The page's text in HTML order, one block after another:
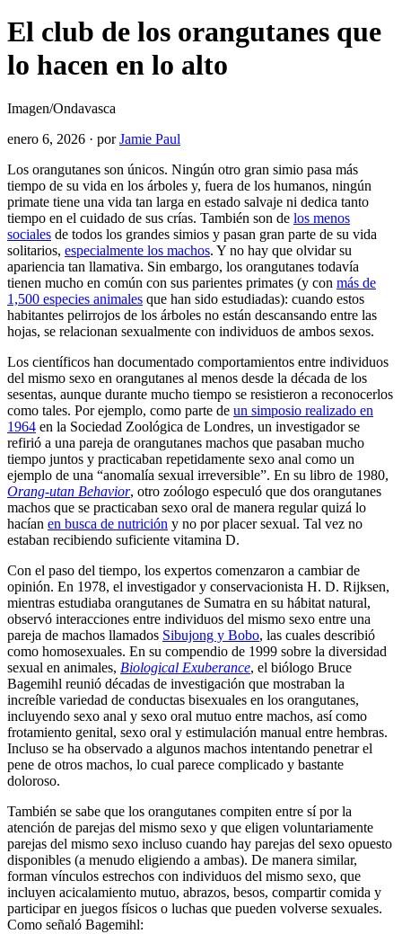
El club de los orangutanes que
lo hacen en lo alto
Imagen/Ondavasca
enero 6, 2026 · porJamie Paul
Los orangutanes son únicos. Ningún otro gran simio pasa más
tiempo de su vida en los árboles y, fuera de los humanos, ningún
primate tiene una vida tan larga en estado salvaje ni dedica tanto
tiempo en el cuidado de sus crías. También son de los menos
sociales de todos los grandes simios y pasan gran parte de su vida
solitarios, especialmente los machos. Y no hay que olvidar su
apariencia tan llamativa. Sin embargo, los orangutanes todavía
tienen mucho en común con sus parientes primates (y con más de
1,500 especies animales que han sido estudiadas): cuando estos
habitantes pelirrojos de los árboles no están descansando entre las
hojas, se relacionan sexualmente con individuos de ambos sexos.
Los científicos han documentado comportamientos entre individuos
del mismo sexo en orangutanes al menos desde la década de los
sesentas, aunque durante mucho tiempo se resistieron a reconocerlos
como tales. Por ejemplo, como parte de un simposio realizado en
1964 en la Sociedad Zoológica de Londres, un investigador se
refirió a una pareja de orangutanes machos que pasaban mucho
tiempo juntos y practicaban repetidamente sexo anal como un
ejemplo de una “anomalía sexual irreversible”. En su libro de 1980,
Orang-utan Behavior, otro zoólogo especuló que dos orangutanes
machos que se practicaban sexo oral de manera regular quizá lo
hacían en busca de nutrición y no por placer sexual. Tal vez no
estaban recibiendo suficiente vitamina D.
Con el paso del tiempo, los expertos comenzaron a cambiar de
opinión. En 1978, el investigador y conservacionista H. D. Rijksen,
mientras estudiaba orangutanes de Sumatra en su hábitat natural,
observó interacciones entre individuos del mismo sexo entre una
pareja de machos llamados Sibujong y Bobo, las cuales describió
como homosexuales. En su compendio de 1999 sobre la diversidad
sexual en animales, Biological Exuberance, el biólogo Bruce
Bagemihl reunió décadas de investigación que mostraban la
increíble variedad de conductas bisexuales en los orangutanes,
incluyendo sexo anal y sexo oral mutuo entre machos, así como
frotamiento genital, sexo oral y estimulación manual entre hembras.
Incluso se ha observado a algunos machos intentando penetrar el
pene de otros machos, lo cual parece complicado y bastante
doloroso.
También se sabe que los orangutanes compiten entre sí por la
atención de parejas del mismo sexo y que eligen voluntariamente
parejas del mismo sexo incluso cuando hay parejas del sexo opuesto
disponibles (a menudo eligiendo a ambas). De manera similar,
forman vínculos estrechos con individuos del mismo sexo, que
incluyen acicalamiento mutuo, abrazos, besos, compartir comida y
participar en juegos físicos o luchas que pueden volverse sexuales.
Como señaló Bagemihl: